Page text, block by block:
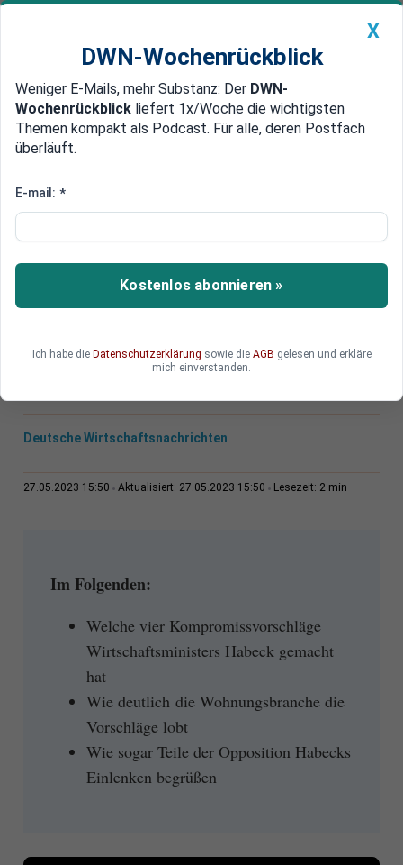
Newsticker MEIN DWN: Geldanlage Premium
Edelmetalle DWN-Magazin China
Wohnungsbranche begrüßt
Heizungsgesetz
Im eskalierten Streit um das Heizungsgesetz
findet ein neuer Anstoß von Wirtschaftsminister
der Wirtschaft.
Deutsche Wirtschaftsnachrichten
27.05.2023 15:50 Aktualisiert: 27.05.2023 15:50 Lesezeit: 2 min
Im Folgenden:
Welche vier Kompromissvorschläge
Wirtschaftsministers Habeck gemacht
hat
Wie deutlich die Wohnungsbranche die
Vorschläge lobt
Wie sogar Teile der Opposition Habecks
Einlenken begrüßen
X
DWN-Wochenrückblick
Weniger E-Mails, mehr Substanz: Der DWN-
Wochenrückblick liefert 1x/Woche die wichtigsten
Themen kompakt als Podcast. Für alle, deren Postfach
überläuft.
E-mail: *
Kostenlos abonnieren »
Ich habe die Datenschutzerklärung sowie die AGB gelesen und erkläre
mich einverstanden.